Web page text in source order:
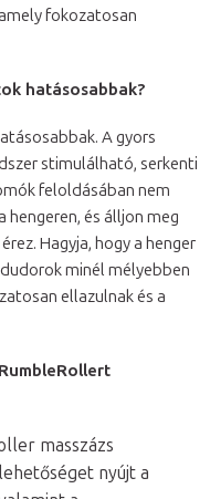
fokozatosan
hatásosabbak?
A gyors
stimulálható, serkenti
feloldásában nem
hengeren, és álljon meg
Hagyja, hogy a henger
minél mélyebben
ellazulnak és a
masszázs
nyújt a